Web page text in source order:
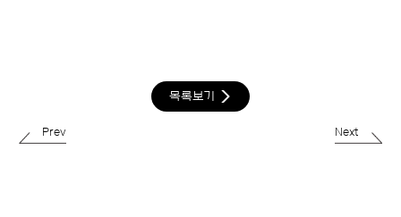
목록보기
Prev Next